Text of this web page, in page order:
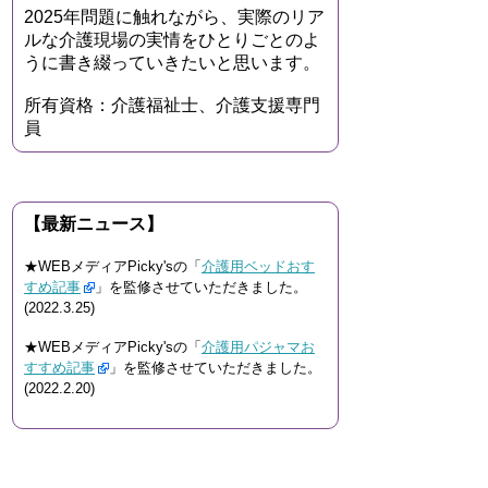
2025年問題に触れながら、実際のリア
ルな介護現場の実情をひとりごとのよ
うに書き綴っていきたいと思います。
所有資格：介護福祉士、介護支援専門
員
【最新ニュース】
★WEBメディアPicky'sの「 介護用ベッドおす
すめ記事
」を監修させていただきました。
(2022.3.25)
★WEBメディアPicky'sの「 介護用パジャマお
すすめ記事
」を監修させていただきました。
(2022.2.20)